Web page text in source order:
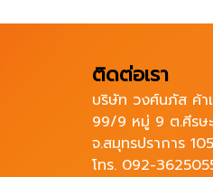
ติดต่อเรา
บริษัท วงศ์นภัส ค้า
99/9 หมู่ 9 ต.ศีรษ
จ.สมุทรปราการ
โทร. 092-